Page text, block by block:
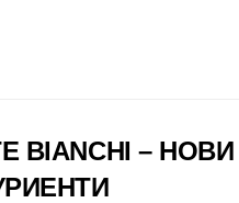
BIANCHI –